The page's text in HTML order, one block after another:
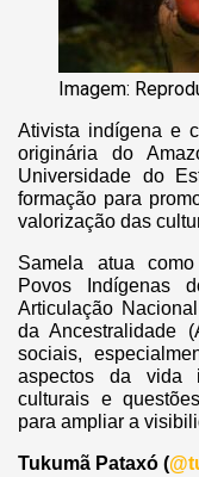
Imagem:
Ativista indígena e
originária do
Universidade do
formação para
valorização das
Samela atua
Povos Indígenas
Articulação
da Ancestralidade
sociais,
aspectos da vida
culturais e
para ampliar a
Tukumã Pataxó (